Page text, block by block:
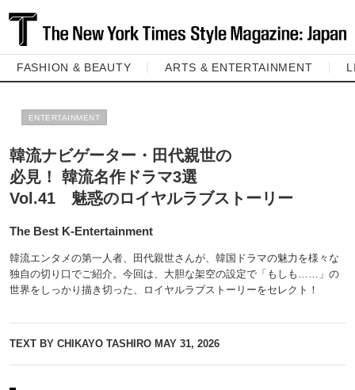
FASHION & BEAUTY ARTS & ENTERTAINMENT
ENTERTAINMENT
韓流ナビゲーター・田代親世の
必見！ 韓流名作ドラマ3選
Vol.41 魅惑のロイヤルラブストーリー
The Best K-Entertainment
韓流エンタメの第一人者、田代親世さんが、韓国ドラマの魅力を様々な
独自の切り口でご紹介。今回は、大胆な架空の設定で「もしも……」の
世界をしっかり描き切った、ロイヤルラブストーリーをセレクト！
TEXT BY CHIKAYO TASHIRO MAY 31, 2026